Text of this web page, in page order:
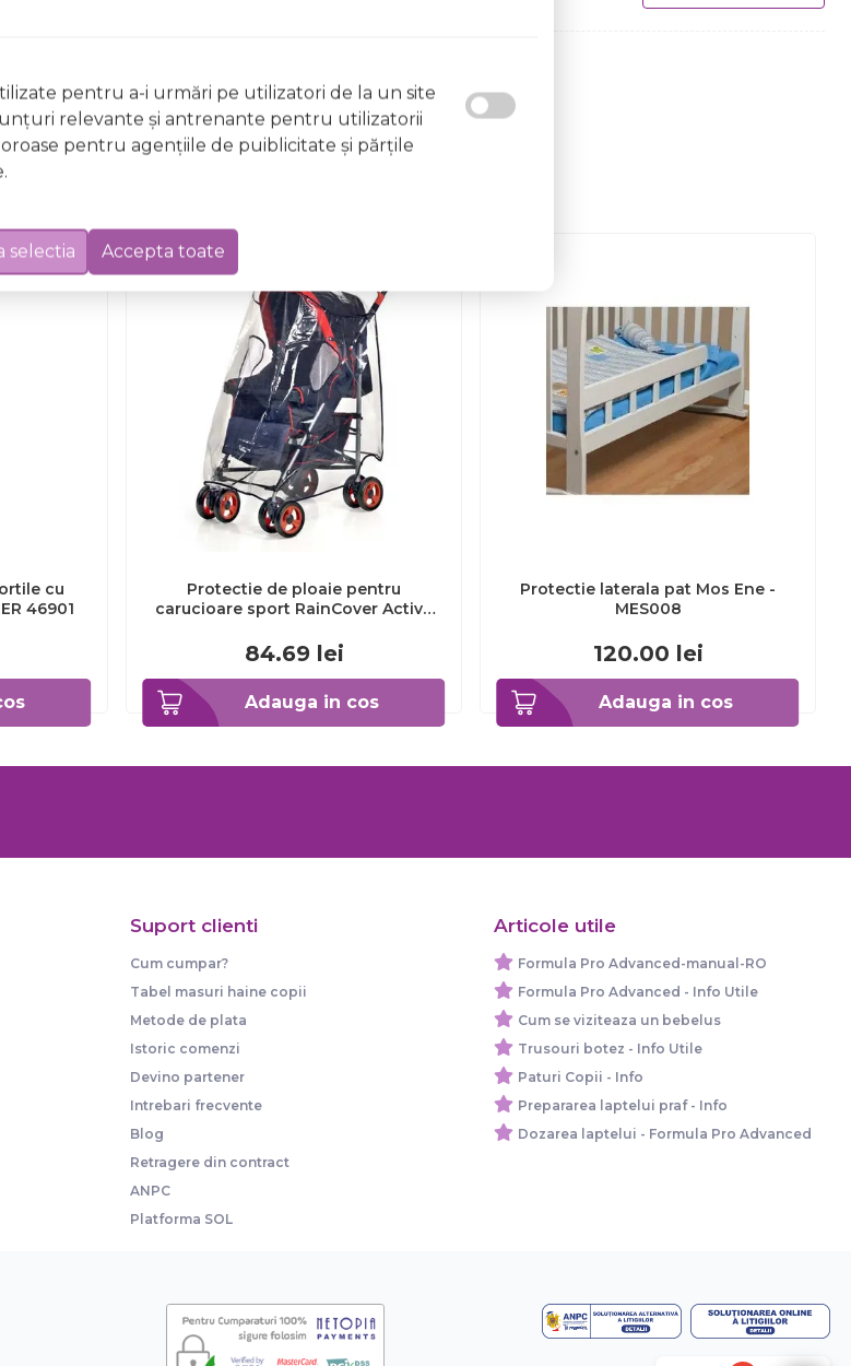
cu
46901
Adauga in cos
Protectie de ploaie pentru
carucioare sport RainCover Active
84.69 lei
Adauga in cos
Protectie laterala pat Mos Ene -
MES008
120.00 lei
Suport clienti
Cum cumpar?
Tabel masuri haine copii
Metode de plata
Istoric comenzi
Devino partener
Intrebari frecvente
Blog
Retragere din contract
ANPC
Platforma SOL
Articole utile
Formula Pro Advanced-manual-RO
Formula Pro Advanced - Info Utile
Cum se viziteaza un bebelus
Trusouri botez - Info Utile
Paturi Copii - Info
Prepararea laptelui praf - Info
Dozarea laptelui - Formula Pro Advanced
pentru a-i urmări pe utilizatori de la un site
relevante şi antrenante pentru utilizatorii
pentru agenţiile de puiblicitate şi părţile
selectia Accepta toate